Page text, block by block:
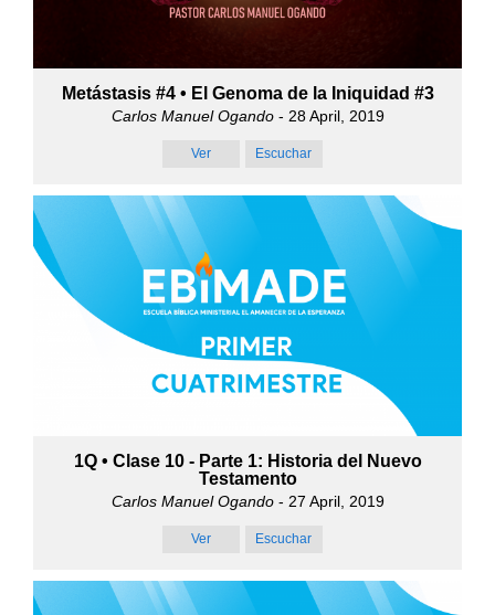
Metástasis #4 • El Genoma de la Iniquidad #3
Carlos Manuel Ogando- 28 April, 2019
Ver Escuchar
1Q • Clase 10 - Parte 1: Historia del Nuevo
Testamento
Carlos Manuel Ogando- 27 April, 2019
Ver Escuchar